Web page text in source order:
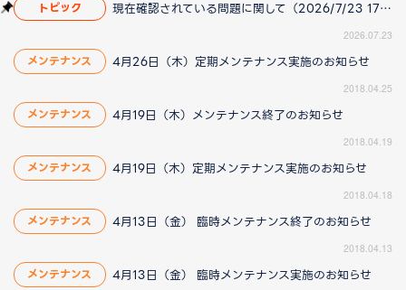
トピック 現在確認されている問題に関して（2026/7/23 17:00更新）
2026.07.23
メンテナンス 4月26日（木）定期メンテナンス実施のお知らせ
2018.04.25
メンテナンス 4月19日（木）メンテナンス終了のお知らせ
2018.04.19
メンテナンス 4月19日（木）定期メンテナンス実施のお知らせ
2018.04.18
メンテナンス 4月13日（金） 臨時メンテナンス終了のお知らせ
2018.04.13
メンテナンス 4月13日（金） 臨時メンテナンス実施のお知らせ